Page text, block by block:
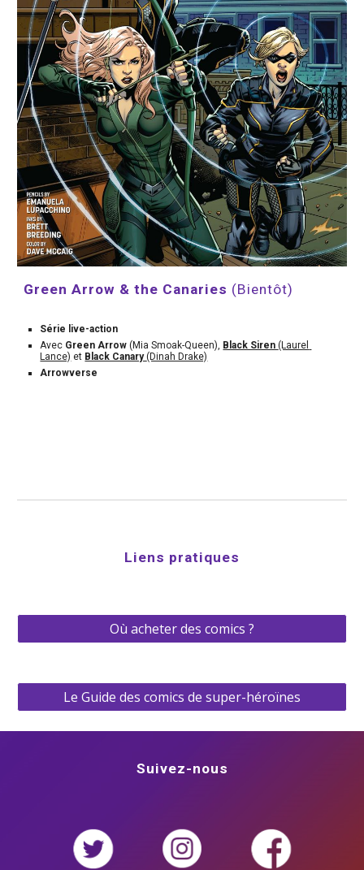
Green Arrow & the Canaries (Bientôt)
Série live-action
Avec Green Arrow (Mia Smoak-Queen), Black Siren (Laurel
Lance) et Black Canary (Dinah Drake)
Arrowverse
Liens pratiques
Où acheter des comics ?
Le Guide des comics de super-héroïnes
Suivez-nous